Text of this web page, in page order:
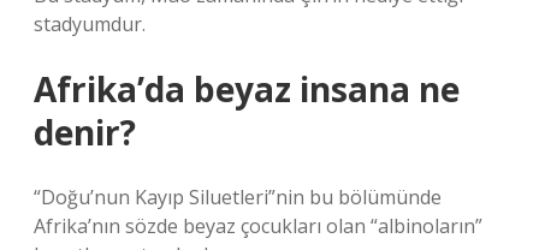
stadyumdur.
Afrika’da beyaz insana ne
denir?
“Doğu’nun Kayıp Siluetleri”nin bu bölümünde
Afrika’nın sözde beyaz çocukları olan “albinoların”